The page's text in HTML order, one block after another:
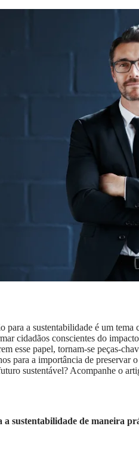
a sustentabilidade é um tema
cidadãos conscientes do
esse papel, tornam-se peças-
para a importância de preservar
sustentável? Acompanhe o
a sustentabilidade de maneira